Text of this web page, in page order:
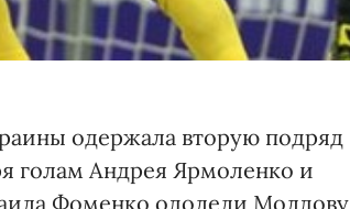
одержала вторую подряд
голам Андрея Ярмоленко и
Фоменко одолели Молдову